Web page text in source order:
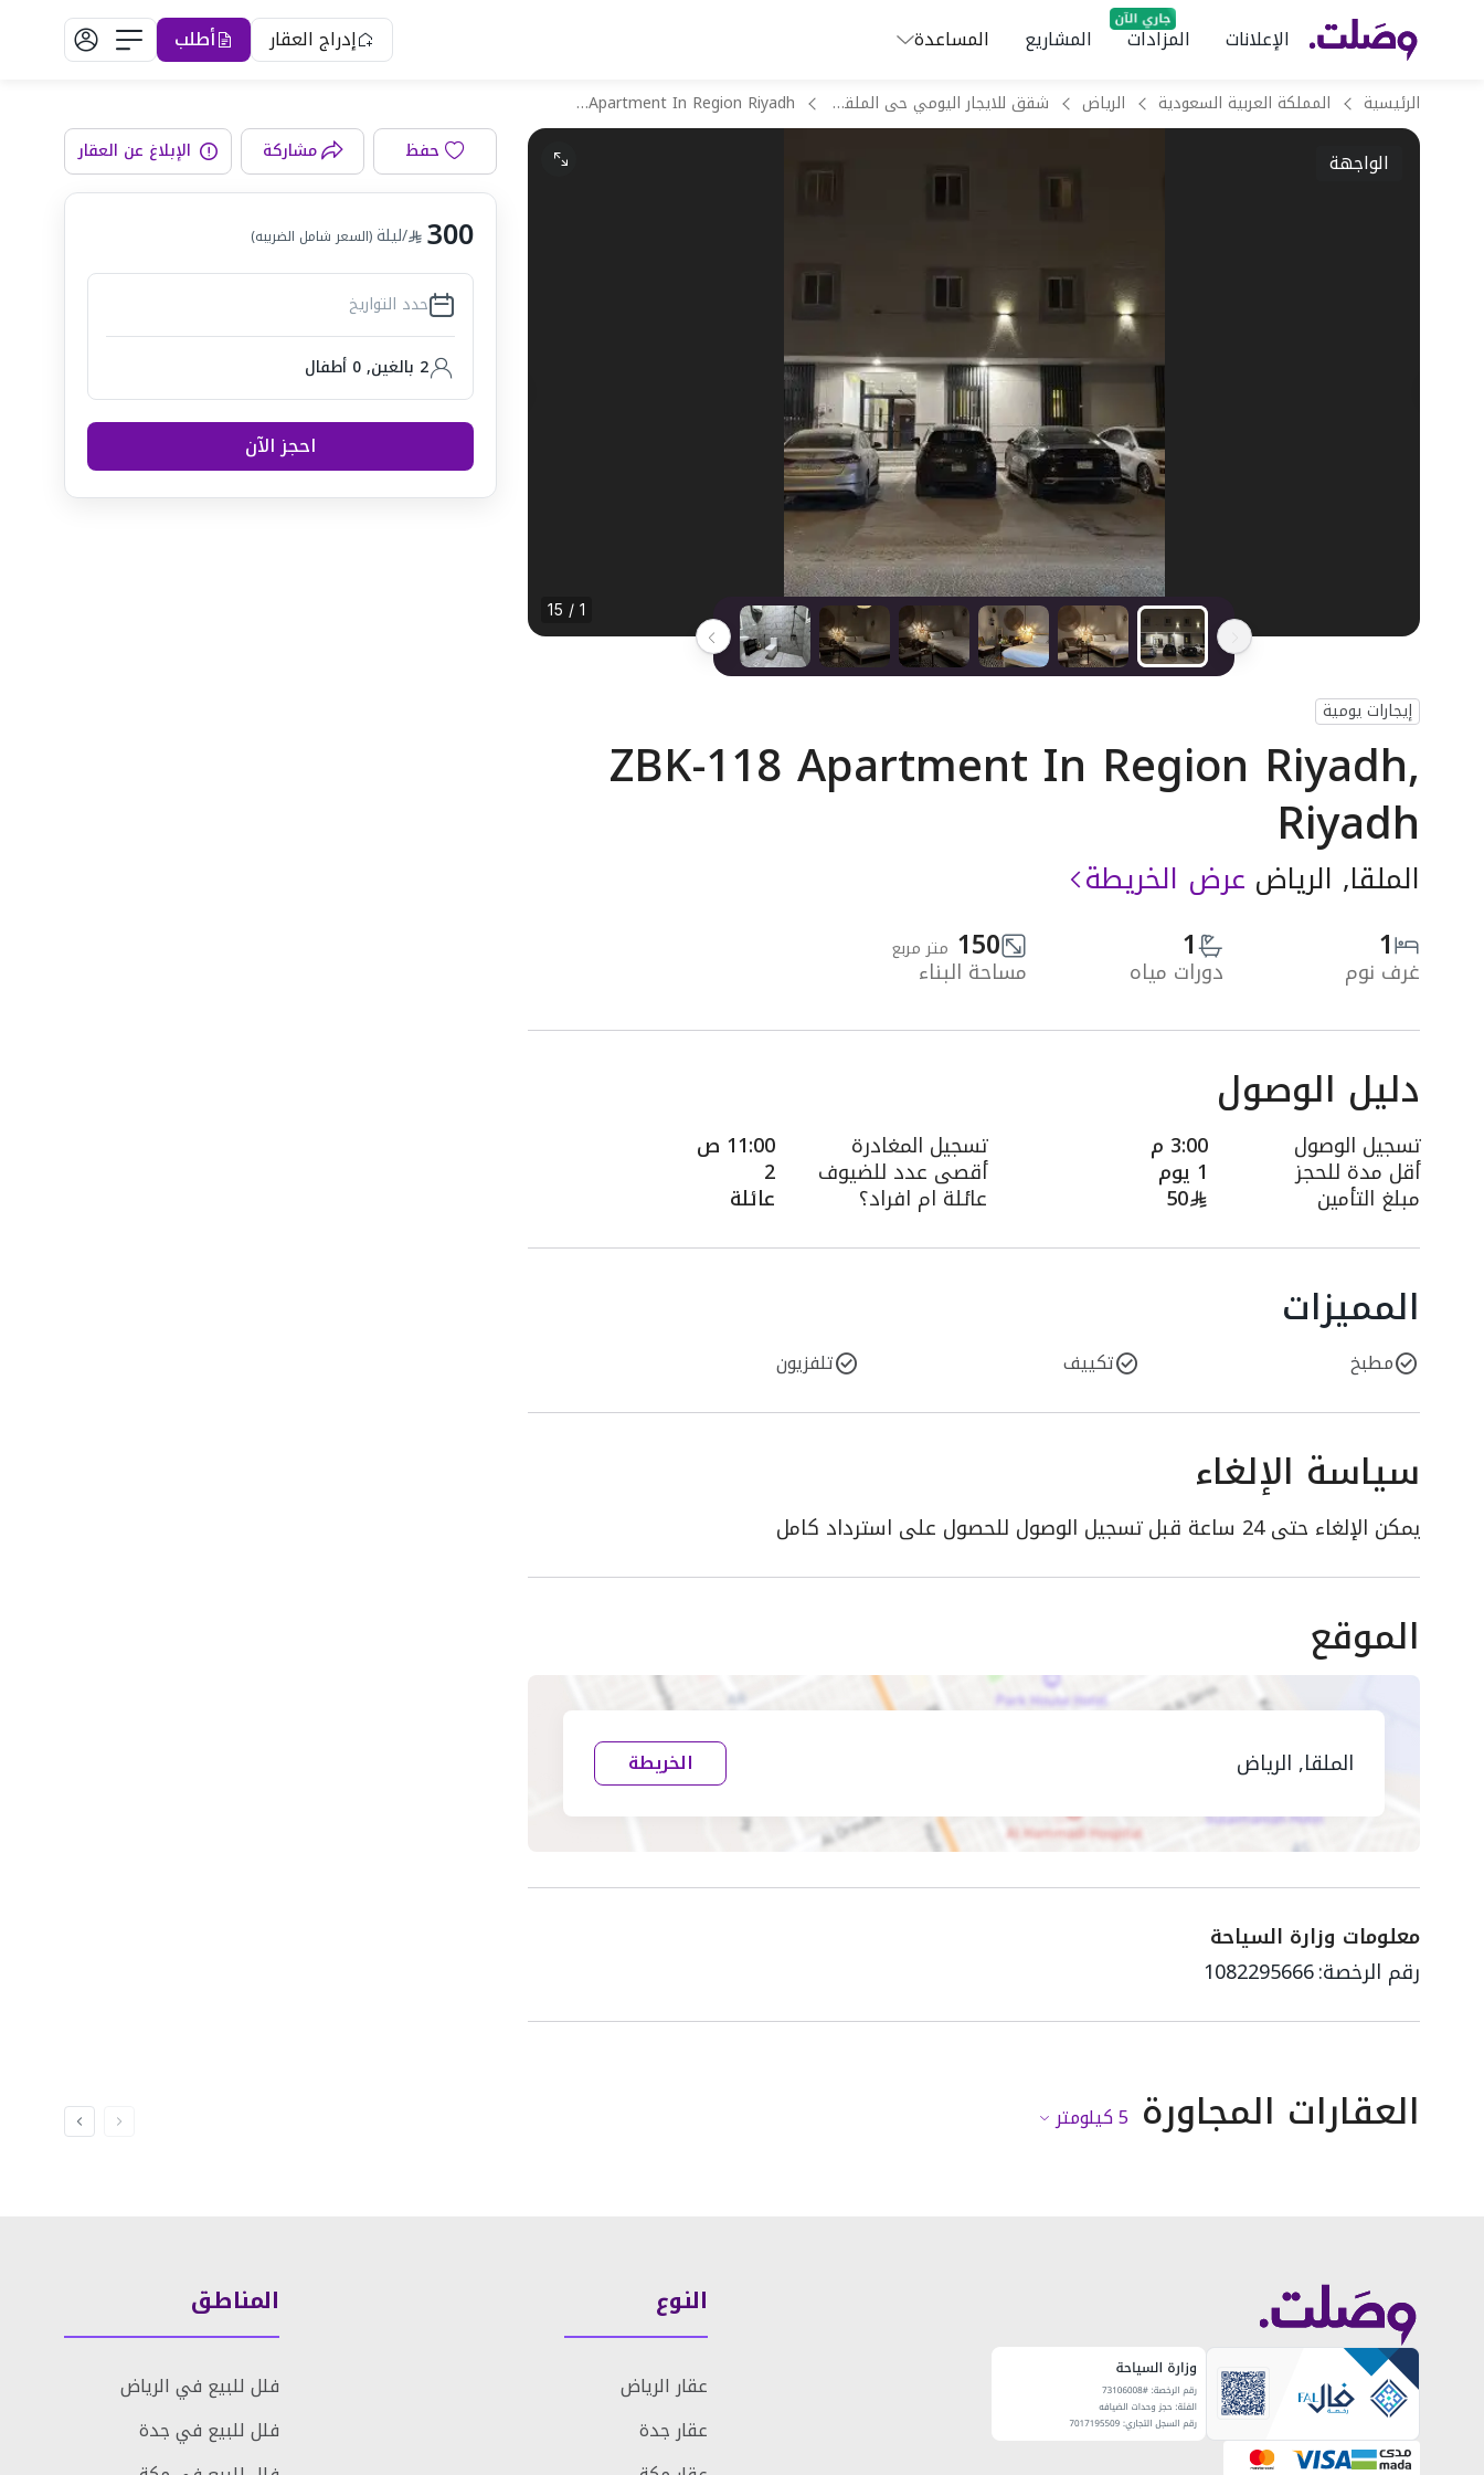
الإعلانات المزادات المشاريع المساعدة إدراج العقار أطلب
الرئيسية المملكة العربية السعودية الرياض شقق للايجار اليومي حى الملقا الرياض ZBK-118 Apartment In Region Riyadh
الواجهة غرف النوم
1 / 15
إيجارات يومية
ZBK-118 Apartment In Region Riyadh,
Riyadh
الملقا, الرياض عرض الخريطة
1
غرف نوم
1
دورات مياه
150 متر مربع
مساحة البناء
دليل الوصول
تسجيل الوصول 3:00 م تسجيل المغادرة 11:00 ص
أقل مدة للحجز 1 يوم أقصى عدد للضيوف 2
مبلغ التأمين 50 عائلة ام افراد؟ عائلة
المميزات
مطبخ تكييف تلفزيون
سياسة الإلغاء
يمكن الإلغاء حتى 24 ساعة قبل تسجيل الوصول للحصول على استرداد كامل
الموقع
الملقا, الرياض الخريطة
معلومات وزارة السياحة
رقم الرخصة:1082295666
حفظ مشاركة الإبلاغ عن العقار
300 /ليلة(السعر شامل الضريبه)
حدد التواريخ
2 بالغين ,
0 أطفال
احجز الآن
العقارات المجاورة 5كيلومتر
النوع
عقار الرياض
عقار جدة
المناطق
فلل للبيع في الرياض
فلل للبيع في جدة